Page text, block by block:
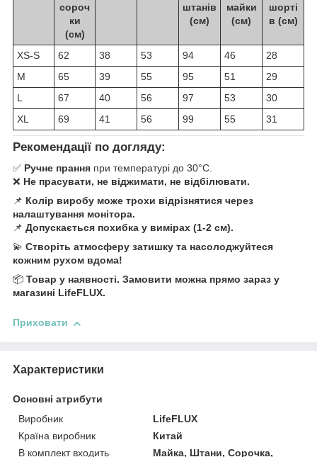
сороч
ки
(см)
штанів
(см)
майки
(см)
шорті
в (см)
XS-S 62 38 53 94 46
28
M
65 39 55 95 51
29
L
67 40 56 97 53
30
XL
69 41 56 99 55 31
Рекомендації по догляду:
✅ Ручне прання при температурі до 30°C.
❌ Не прасувати, не віджимати, не відбілювати.
📌 Колір виробу може трохи відрізнятися через
налаштування монітора.
📌 Допускається похибка у вимірах (1-2 см).
💫 Створіть атмосферу затишку та насолоджуйтеся
кожним рухом вдома!
📦 Товар у наявності. Замовити можна прямо зараз у
магазині LifeFLUX.
Приховати
Характеристики
Основні атрибути
Виробник
LifeFLUX
Країна виробник
Китай
В комплект входить
Майка, Штани, Сорочка,